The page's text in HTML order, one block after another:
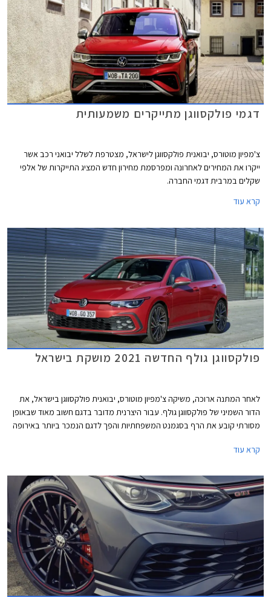
דגמי פולקסווגן מתייקרים משמעותית
צ'מפיון מוטורס, יבואנית פולקסווגן לישראל, מצטרפת לשלל יבואני רכב אשר
ייקרו את המחירים לאחרונה ומפרסמת מחירון חדש המציג התייקרות של אלפי
שקלים במרבית דגמי החברה.
קרא עוד
פולקסווגן גולף החדשה 2021 מושקת בישראל
לאחר המתנה ארוכה, משיקה צ'מפיון מוטורס, יבואנית פולקסווגן בישראל, את
הדור השמיני של פולקסווגן גולף. עבור היצרנית מדובר בדגם חשוב מאוד שבאופן
מסורתי קובע את הרף בסגמנט המשפחתיות והפך לדגם הנמכר ביותר באירופה
פולקסווגן שומר על אותו מתכון מוצלח אך מותאם לזמננו וכולל תא נוסעים חדשני
ומערכות בטיחות אקטיביות מתקדמות המאפשרות נהיגה חצי-אוטונומית.
קרא עוד